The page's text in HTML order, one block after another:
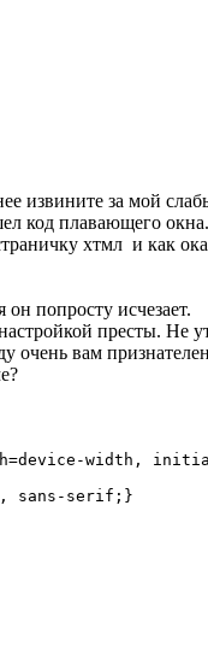
извините за мой
код плавающего окна.
хтмл и как
он попросту исчезает.
престы. Не
очень вам
width,
sans-serif;}